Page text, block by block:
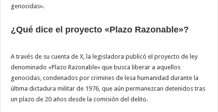
genocidas».
¿Qué dice el proyecto «Plazo Razonable»?
A través de su cuenta de X, la legisladora publicó el proyecto de ley
denominado «Plazo Razonable» que busca liberar a aquellos
genocidas, condenados por crimines de lesa humanidad durante la
última dictadura militar de 1976, que aún permanezcan detenidos tras
un plazo de 20 años desde la comisión del delito.